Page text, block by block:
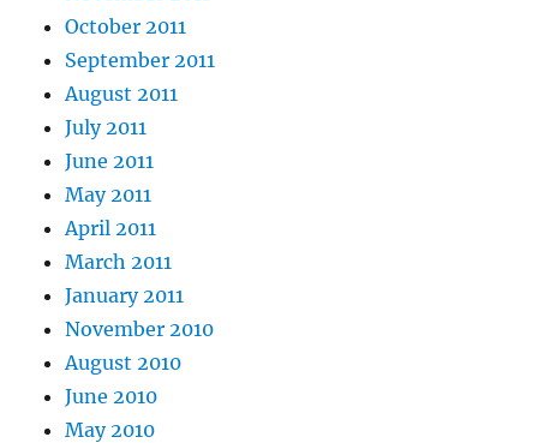
October 2011
September 2011
August 2011
July 2011
June 2011
May 2011
April 2011
March 2011
January 2011
November 2010
August 2010
June 2010
May 2010